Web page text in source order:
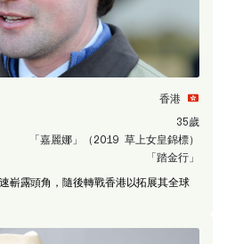
香港
35歲
「嘉麗娜」（2019 草上女皇錦標）
「踏金行」
嶄露頭角，隨後轉戰香港以拓展其全球